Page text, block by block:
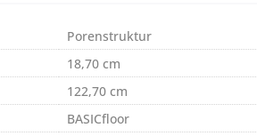
Porenstruktur
18,70 cm
122,70 cm
BASICfloor